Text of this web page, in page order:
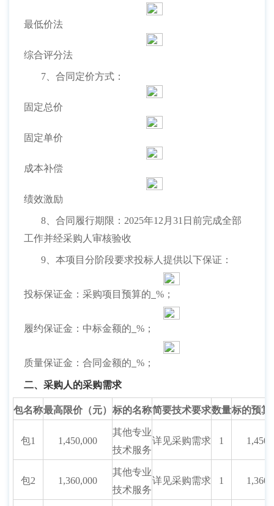
最低价法
综合评分法
7、合同定价方式：
固定总价
固定单价
成本补偿
绩效激励
8、合同履行期限：2025年12月31日前完成全部
工作并经采购人审核验收
9、本项目分阶段要求投标人提供以下保证：
投标保证金：采购项目预算的 %；
履约保证金：中标金额的 %；
质量保证金：合同金额的 %；
二、采购人的采购需求
包名称最高限价（元） 标的名称简要技术要求数量标的预算
包1 1,450,000
其他专业
技术服务
详见采购需求 1
包2 1,360,000
其他专业
技术服务
详见采购需求 1